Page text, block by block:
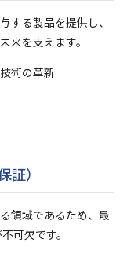
する製品を提供し、
来を支えます。
術の革新
）
領域であるため、最
可欠です。